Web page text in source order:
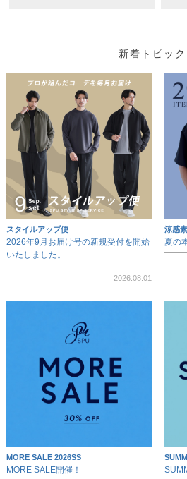
新着トピック
スタイルアップ便
2026年9月お届け号の新規受付を開始
いたしました。
2026.08.01
涼感
夏の
MORE SALE 2026SS
MORE SALE開催！